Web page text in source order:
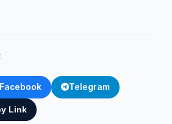
Facebook Telegram
Link